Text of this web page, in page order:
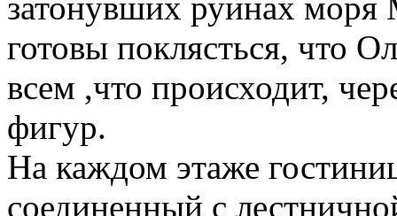
готовы поклясться, что
всем ,что происходит,
фигур.
На каждом этаже
соединенный с